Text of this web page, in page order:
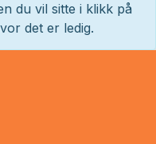
du vil sitte i klikk på
det er ledig.